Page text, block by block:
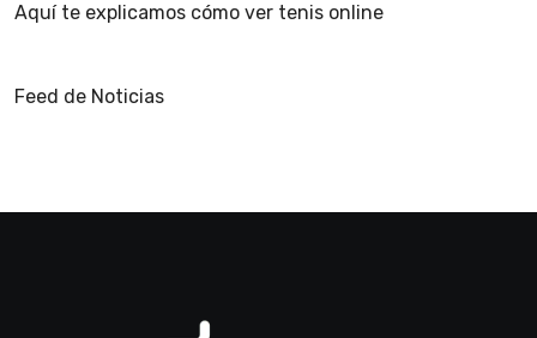
Aquí te explicamos cómo ver tenis online
Feed de Noticias